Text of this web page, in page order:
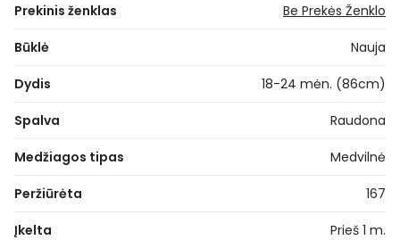
Prekinis ženklas Be Prekės Ženklo
Būklė Nauja
Dydis 18-24 mėn. (86cm)
Spalva Raudona
Medžiagos tipas Medvilnė
Peržiūrėta 167
Įkelta Prieš 1 m.